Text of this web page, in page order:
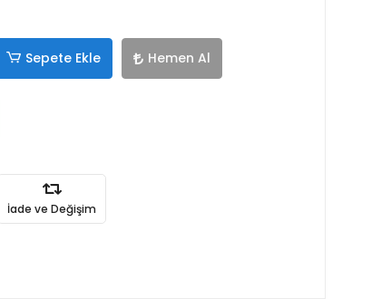
Sepete Ekle Hemen Al
İade ve Değişim